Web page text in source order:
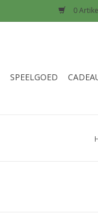
0
SPEELGOED